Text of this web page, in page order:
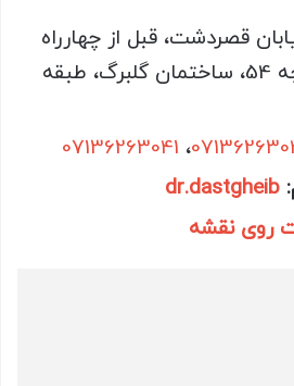
قصردشت، قبل از چهارراه
زرگری، نبش کوچه 54، ساختمان گلبرگ، طبقه
، 07136263041
:
dr.dastgheib
روی نقشه